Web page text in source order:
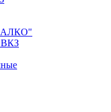
АЛКО"
ВКЗ